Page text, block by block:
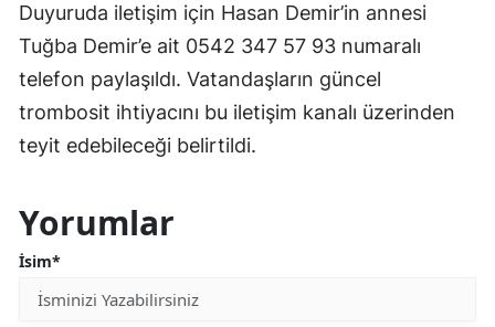
Duyuruda iletişim için Hasan Demir’in annesi
Tuğba Demir’e ait 0542 347 57 93 numaralı
telefon paylaşıldı. Vatandaşların güncel
trombosit ihtiyacını bu iletişim kanalı üzerinden
teyit edebileceği belirtildi.
Yorumlar
İsim*